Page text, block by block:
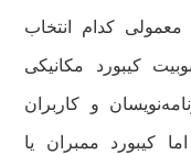
معمولی کدام انتخاب
کیبورد مکانیکی
و کاربران
کیبورد ممبران یا